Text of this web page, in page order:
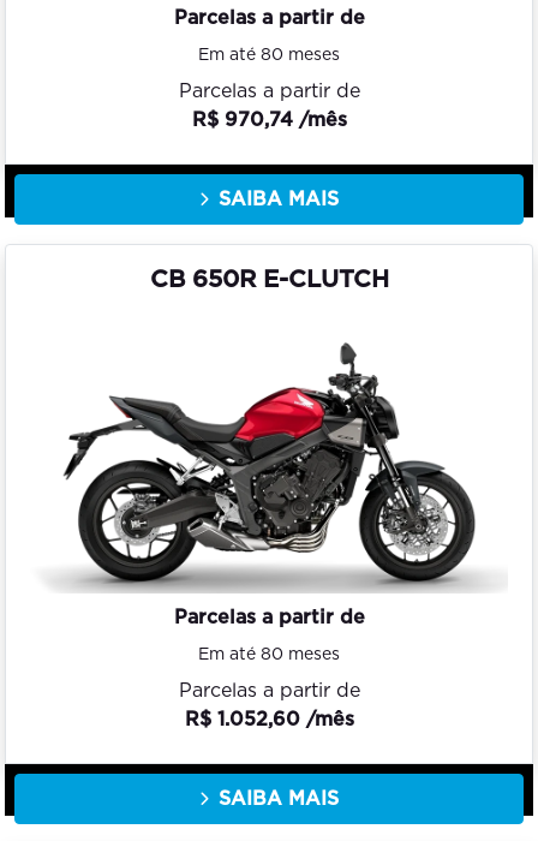
Parcelas a partir de
Em até 80 meses
Parcelas a partir de
R$ 970,74 /mês
SAIBA MAIS
CB 650R E-CLUTCH
Parcelas a partir de
Em até 80 meses
Parcelas a partir de
R$ 1.052,60 /mês
SAIBA MAIS